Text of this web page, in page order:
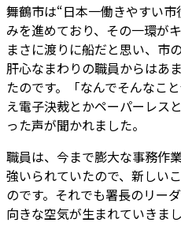
舞鶴市は“日本一働きやすい
みを進めており、その一環が
まさに渡りに船だと思い、市
肝心なまわりの職員からはあ
たのです。「なんでそんなこ
え電子決裁とかペーパーレス
った声が聞かれました。
職員は、今まで膨大な事務作
強いられていたので、新しい
のです。それでも署長のリー
向きな空気が生まれていきまし